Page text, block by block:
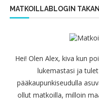
MATKOILLABLOGIN
Hei! Olen Alex, kiva kun
lukemastasi ja
pääkaupunkiseudulla
ollut matkoilla, milloin